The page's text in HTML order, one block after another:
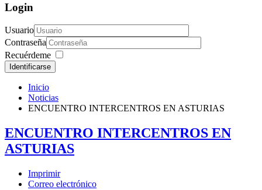
Login
Usuario
Contraseña
Recuérdeme
Identificarse
Inicio
Noticias
ENCUENTRO INTERCENTROS EN ASTURIAS
ENCUENTRO INTERCENTROS EN
ASTURIAS
Imprimir
Correo electrónico